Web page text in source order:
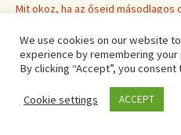
Mit okoz, ha az őseid másodlagos
Üzlet, osztozás – Az Univerzum
Néha a párkapcsolati gondok
Bioritmus és Kronobiológia
Üzleti elakadás – feltárás és
We use cookies on our website
experience by remembering
By clicking “Accept”, you
Cookie settings ACCEPT